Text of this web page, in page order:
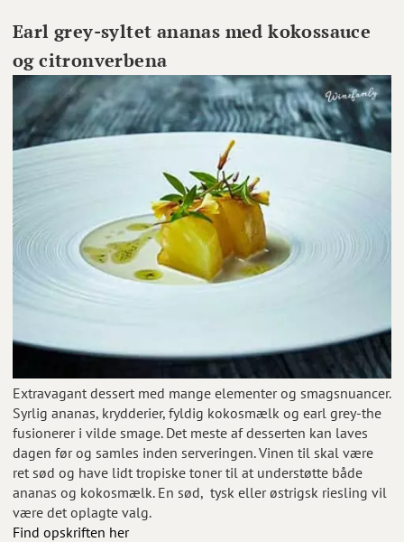
Earl grey-syltet ananas med kokossauce
og citronverbena
Extravagant dessert med mange elementer og smagsnuancer.
Syrlig ananas, krydderier, fyldig kokosmælk og earl grey-the
fusionerer i vilde smage. Det meste af desserten kan laves
dagen før og samles inden serveringen. Vinen til skal være
ret sød og have lidt tropiske toner til at understøtte både
ananas og kokosmælk. En sød, tysk eller østrigsk riesling vil
være det oplagte valg.
Find opskriften her